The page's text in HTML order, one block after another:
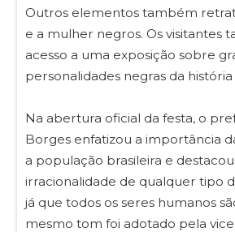
Outros elementos também
e a mulher negros. Os visitantes
acesso a uma exposição sobre
personalidades negras da história
Na abertura oficial da festa, o
Borges enfatizou a importância
a população brasileira e destacou
irracionalidade de qualquer tipo
já que todos os seres humanos
mesmo tom foi adotado pela